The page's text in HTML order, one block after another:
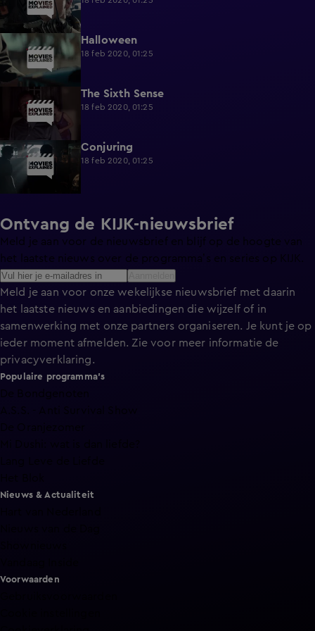
0:25 Halloween
18 feb 2020, 01:25
The Sixth Sense
18 feb 2020, 01:25
0:25 Conjuring
18 feb 2020, 01:25
Ontvang de KIJK-nieuwsbrief
Meld je aan voor de nieuwsbrief en blijf op de hoogte van
het laatste nieuws over de programma’s en series op KIJK.
Meld je aan voor onze wekelijkse nieuwsbrief met daarin
het laatste nieuws en aanbiedingen die wijzelf of in
samenwerking met onze partners organiseren. Je kunt je op
ieder moment afmelden. Zie voor meer informatie de
privacyverklaring.
Populaire programma's
Nieuws & Actualiteit
Voorwaarden